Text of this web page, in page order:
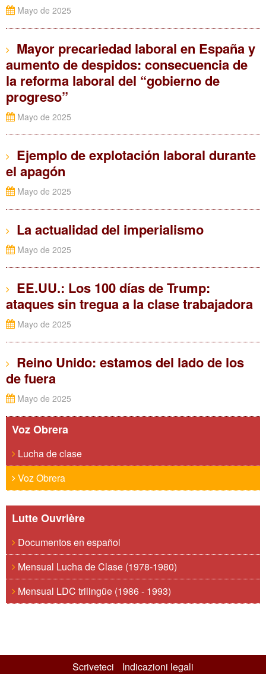
Mayo de 2025
Mayor precariedad laboral en España y
aumento de despidos: consecuencia de
la reforma laboral del “gobierno de
progreso”
Mayo de 2025
Ejemplo de explotación laboral durante
el apagón
Mayo de 2025
La actualidad del imperialismo
Mayo de 2025
EE.UU.: Los 100 días de Trump:
ataques sin tregua a la clase trabajadora
Mayo de 2025
Reino Unido: estamos del lado de los
de fuera
Mayo de 2025
Voz Obrera
Lucha de clase
Voz Obrera
Lutte Ouvrière
Documentos en español
Mensual Lucha de Clase (1978-1980)
Mensual LDC trilingüe (1986 - 1993)
Scriveteci Indicazioni legali